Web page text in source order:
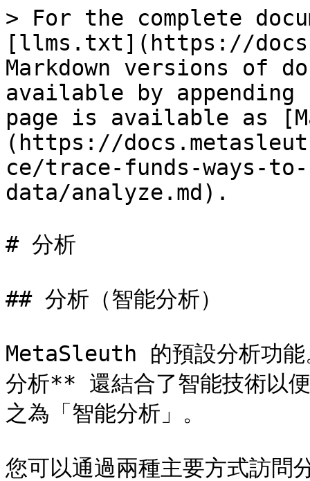
> For the complete
[llms.txt](https://
Markdown versions of
available by
page is available as
(https://
ce/trace-funds-ways-
data/analyze.md).
# 分析
## 分析（智能分析）
MetaSleuth 的預設分析功能
分析** 還結合了智能技術以
之為「智能分析」。
您可以通過兩種主要方式訪問